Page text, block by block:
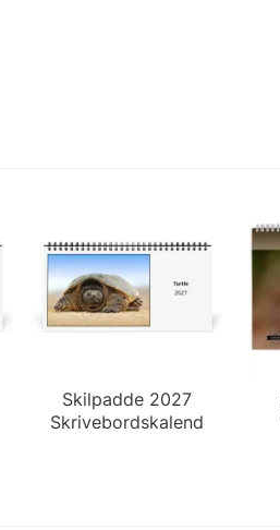
Skilpadde 2027
Skrivebordskalender